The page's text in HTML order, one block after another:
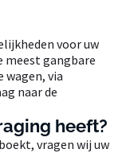
voor uw
meest gangbare
via
naar de
heeft?
vragen wij uw